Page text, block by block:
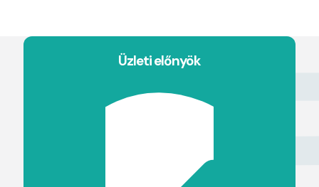
Üzleti előnyök